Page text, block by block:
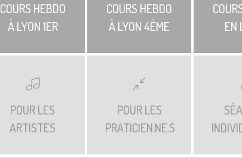
COURS HEBDO
À LYON 1ER
COURS HEBDO
À LYON 4ÈME
EN
POUR LES
ARTISTES
POUR LES
PRATICIEN.NE.S